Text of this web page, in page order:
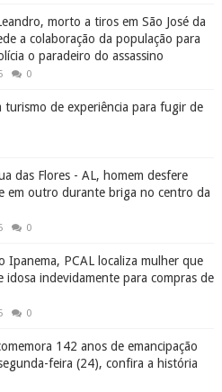
morto a tiros em São José da
a colaboração da população para
o paradeiro do assassino
0
turismo de experiência para fugir de
das Flores - AL, homem desfere
em outro durante briga no centro da
0
Ipanema, PCAL localiza mulher que
idosa indevidamente para compras de
0
142 anos de emancipação
feira (24), confira a história